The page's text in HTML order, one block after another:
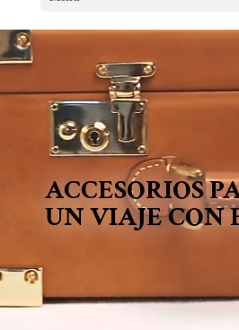
ACCESORIOS
UN VIAJE CON